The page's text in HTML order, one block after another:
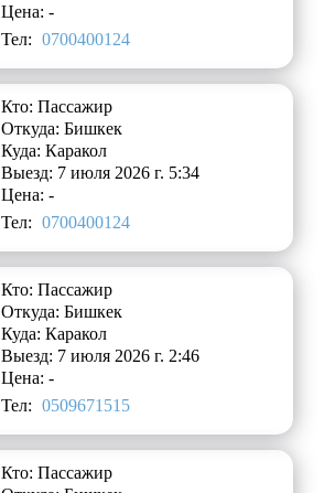
Цена: -
Тел: 0700400124
Кто: Пассажир
Откуда: Бишкек
Куда: Каракол
Выезд: 7 июля 2026 г. 5:34
Цена: -
Тел: 0700400124
Кто: Пассажир
Откуда: Бишкек
Куда: Каракол
Выезд: 7 июля 2026 г. 2:46
Цена: -
Тел: 0509671515
Кто: Пассажир